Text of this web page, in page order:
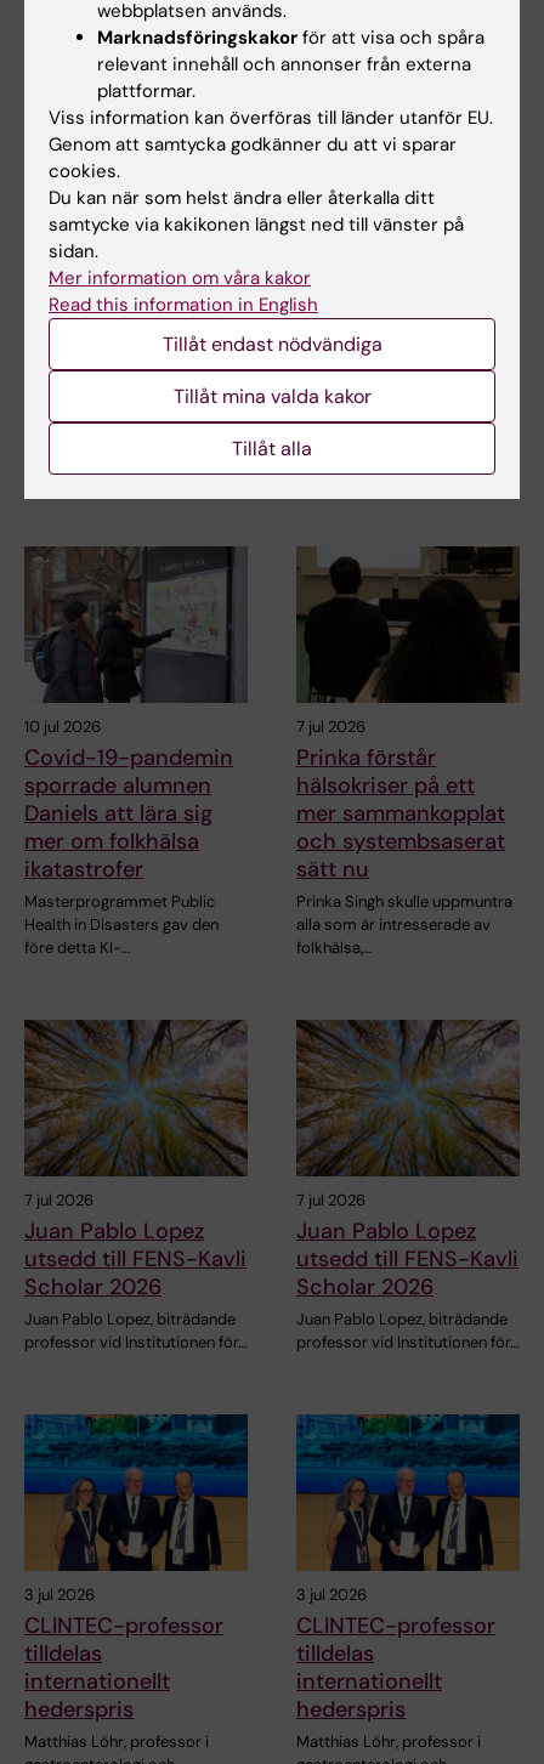
Relaterade artiklar
14 jul 2026
Centrum för
hälsokriser deltar i
EU-möte om Europas
beredskap för nästa
I början av juli deltog Maja
Fjaestad som representant för
Centrum för…
Centrum för
hälsokriser deltar i
EU-möte om Europas
beredskap för nästa
hälsokris
I början av juli deltog Maja
Fjaestad som representant för
Centrum för…
10 jul 2026
Covid-19-pandemin
sporrade alumnen
Daniels att lära sig
mer om folkhälsa
ikatastrofer
Masterprogrammet Public
Health in Disasters gav den
före detta KI-…
7 jul 2026
Prinka förstår
hälsokriser på ett
mer sammankopplat
och systembsaserat
sätt nu
Prinka Singh skulle uppmuntra
alla som är intresserade av
folkhälsa,…
7 jul 2026
Juan Pablo Lopez
utsedd till FENS-Kavli
Scholar 2026
Juan Pablo Lopez, biträdande
professor vid Institutionen för…
7 jul 2026
Juan Pablo Lopez
utsedd till FENS-Kavli
Scholar 2026
Juan Pablo Lopez, biträdande
professor vid Institutionen för…
3 jul 2026
CLINTEC-professor
tilldelas
internationellt
hederspris
Matthias Löhr, professor i
3 jul 2026
CLINTEC-professor
tilldelas
internationellt
hederspris
Matthias Löhr, professor i
webbplatsen används.
Marknadsföringskakor för att visa och spåra
relevant innehåll och annonser från externa
plattformar.
Viss information kan överföras till länder utanför EU.
Genom att samtycka godkänner du att vi sparar
cookies.
Du kan när som helst ändra eller återkalla ditt
samtycke via kakikonen längst ned till vänster på
sidan.
Mer information om våra kakor
Read this information in English
Tillåt endast nödvändiga
Tillåt mina valda kakor
Tillåt alla